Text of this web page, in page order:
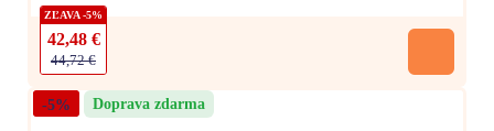
ZĽAVA -5%
42,48 €
44,72 €
-5% Doprava zdarma